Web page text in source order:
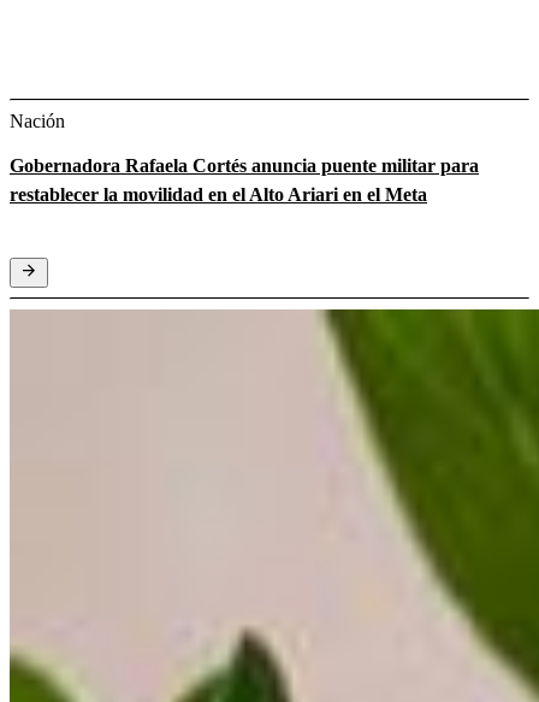
Nación
Gobernadora Rafaela Cortés anuncia puente militar para
restablecer la movilidad en el Alto Ariari en el Meta